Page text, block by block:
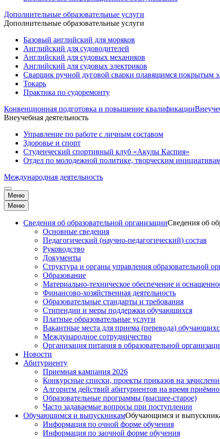
Дополнительные образовательные услуги
Дополнительные образовательные услуги
Базовый английский для моряков
Английский для судоводителей
Английский для судовых механиков
Английский для судовых электриков
Cварщик ручной дуговой сварки плавящимся покрытым
Токарь
Практика по судоремонту
Конвенционная подготовка и повышение квалификации
Внеучебная деятельность
Управление по работе с личным составом
Здоровье и спорт
Студенческий спортивный клуб «Акулы Каспия»
Отдел по молодежной политике, творческим
Международная деятельность
Меню
Меню
Сведения об образовательной организацииСведения об
Основные сведения
Педагогический (научно-педагогический) состав
Руководство
Документы
Структура и органы управления образовательной
Образование
Материально-техническое обеспечение и
Финансово-хозяйственная деятельность
Образовательные стандарты и требования
Стипендии и меры поддержки обучающихся
Платные образовательные услуги
Вакантные места для приема (перевода)
Международное сотрудничество
Организация питания в образовательной
Новости
Абитуриенту
Приемная кампания 2026
Конкурсные списки, проекты приказов на
Алгоритм действий абитуриентов на время
Образовательные программы (высшее-старое)
Часто задаваемые вопросы при поступлении
Обучающимся и выпускникамОбучающимся и
Информация по очной форме обучения
Информация по заочной форме обучения